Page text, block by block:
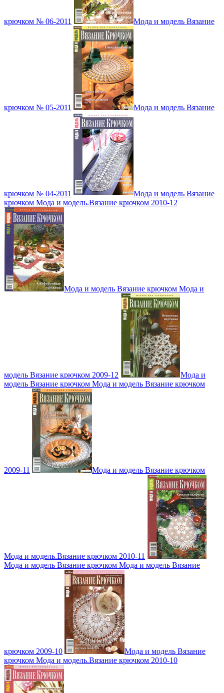
крючком № 06-2011 Мода и модель Вязание
крючком № 05-2011 Мода и модель Вязание
крючком № 04-2011
Мода и модель Вязание
крючком Мода и модель.Вязание крючком 2010-12
Мода и модель Вязание крючком Мода и
модель Вязание крючком 2009-12
Мода и
модель Вязание крючком Мода и модель Вязание крючком
2009-11 Мода и модель Вязание крючком
Мода и модель.Вязание крючком 2010-11
Мода и модель Вязание крючком Мода и модель Вязание
крючком 2009-10
Мода и модель Вязание
крючком Мода и модель.Вязание крючком 2010-10